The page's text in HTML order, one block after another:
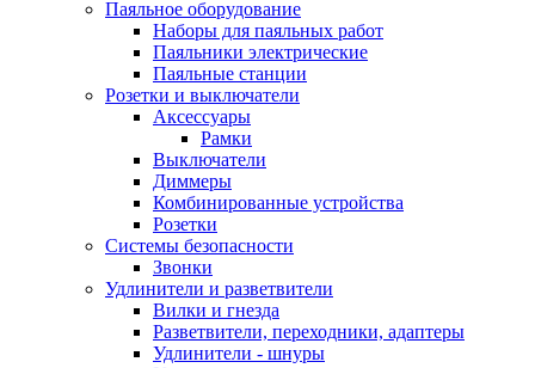
Паяльное оборудование
Наборы для паяльных работ
Паяльники электрические
Паяльные станции
Розетки и выключатели
Аксессуары
Рамки
Выключатели
Диммеры
Комбинированные устройства
Розетки
Системы безопасности
Звонки
Удлинители и разветвители
Вилки и гнезда
Разветвители, переходники, адаптеры
Удлинители - шнуры